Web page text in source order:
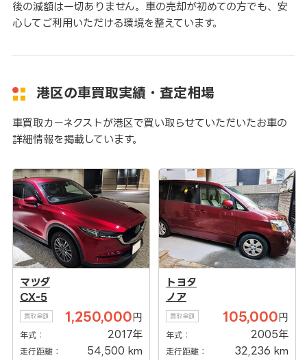
後の減額は一切ありません。車の売却が初めての方でも、安
心してご利用いただける環境を整えています。
港区の車買取実績・査定相場
車買取カーネクストが港区で買い取らせていただいたお車の
詳細情報を掲載しています。
マツダ
CX-5
買取金額 1,250,000 円
年式： 2017年
走行距離： 54,500 km
トヨタ
ノア
買取金額 105,000 円
年式： 2005年
走行距離： 32,236 km